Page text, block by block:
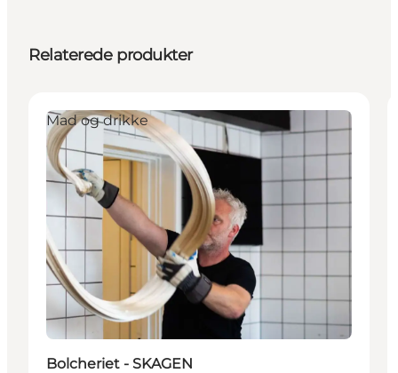
Relaterede produkter
Mad og drikke
Bolcheriet - SKAGEN